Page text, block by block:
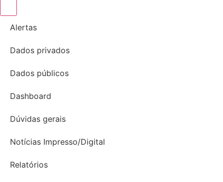
Alertas
Dados privados
Dados públicos
Dashboard
Dúvidas gerais
Notícias Impresso/Digital
Relatórios